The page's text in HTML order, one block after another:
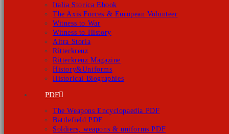
Italia Storica Ebook
The Axis Forces & European Volunteer
Witness to War
Witness to History
Altra Storia
Ritterkreuz
Ritterkreuz Magazine
History&Uniforms
Historical Biographies
PDF
The Weapons Encyclopaedia PDF
Battlefield PDF
Soldiers, weapons & uniforms PDF